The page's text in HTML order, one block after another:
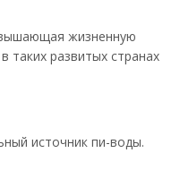
жизненную
таких развитых странах
источник пи-воды.